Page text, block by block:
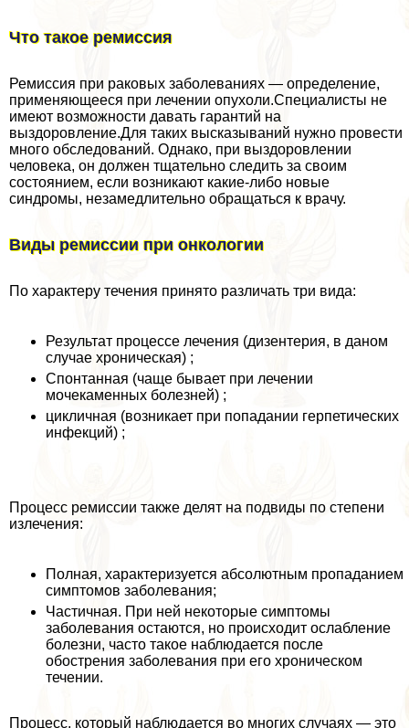
Что такое ремиссия
Ремиссия при paковых заболеваниях — определение,
применяющееся при лечении опухоли.Специалисты не
имеют возможности давать гарантий на
выздоровление.Для таких высказываний нужно провести
много обследований. Однако, при выздоровлении
человека, он должен тщательно следить за своим
состоянием, если возникают какие-либо новые
синдромы, незамедлительно обращаться к врачу.
Виды ремиссии при oнкoлoгии
По хаpaктеру течения принято различать три вида:
Результат процессе лечения (дизентерия, в даном
случае хроническая) ;
Спонтанная (чаще бывает при лечении
мочекаменных болезней) ;
цикличная (возникает при попадании герпетических
инфекций) ;
Процесс ремиссии также делят на подвиды по степени
излечения:
Полная, хаpaктеризуется абсолютным пропаданием
симптомов заболевания;
Частичная. При ней некоторые симптомы
заболевания остаются, но происходит ослабление
болезни, часто такое наблюдается после
обострения заболевания при его хроническом
течении.
Процесс, который наблюдается во многих случаях — это